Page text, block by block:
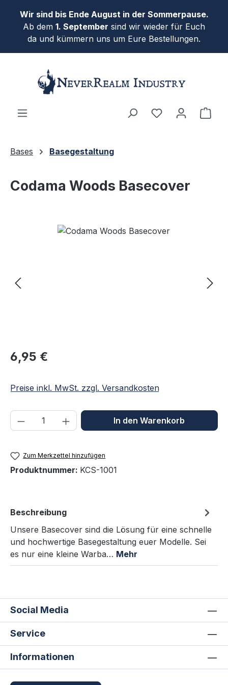
Zum Hauptinhalt springen
Wir sind bis Ende August in der Sommerpause.
Ab dem 1. September sind wir wieder für Euch
da und kümmern uns um Eure Bestellungen.
Bases Basegestaltung
Codama Woods Basecover
Bildergalerie überspringen
Regulärer Preis:
6,95 €
Preise inkl. MwSt. zzgl. Versandkosten
Produkt Anzahl: Gib denIn den Warenkorb
Zum Merkzettel hinzufügen
Produktnummer: KCS-1001
Beschreibung
Unsere Basecover sind die Lösung für eine schnelle
und hochwertige Basegestaltung euer Modelle. Sei
es nur eine kleine Warba… Mehr
Social Media
Service
Informationen